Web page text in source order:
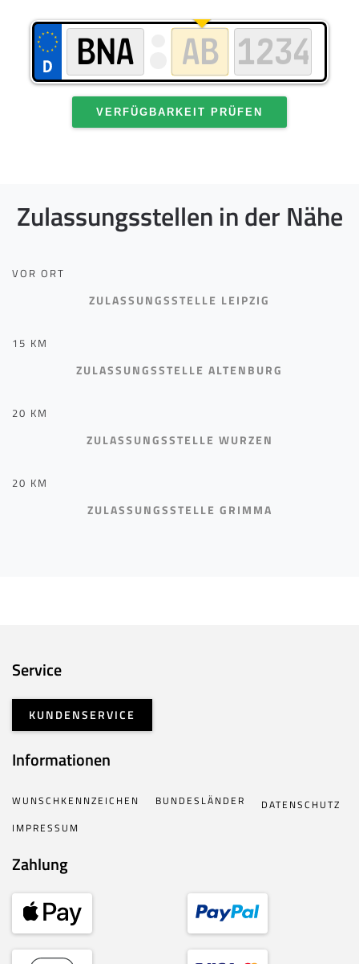
VERFÜGBARKEIT PRÜFEN
Zulassungsstellen in der Nähe
VOR ORT
ZULASSUNGSSTELLE LEIPZIG
15 KM
ZULASSUNGSSTELLE ALTENBURG
20 KM
ZULASSUNGSSTELLE WURZEN
20 KM
ZULASSUNGSSTELLE GRIMMA
Service
KUNDENSERVICE
Informationen
WUNSCHKENNZEICHEN BUNDESLÄNDER
DATENSCHUTZ
IMPRESSUM
Zahlung